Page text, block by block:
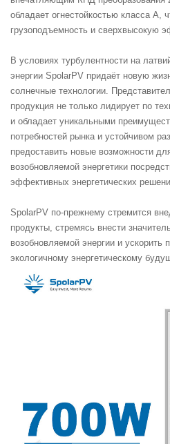
обладает огнестойкостью класса А,
грузоподъемность и сверхвысокую
В условиях турбулентности на
энергии SpolarPV придаёт новую
солнечные технологии.
продукция не только лидирует по
и обладает уникальными
потребностей рынка и устойчивом
предоставить новые возможности
возобновляемой энергетики
эффективных энергетических
SpolarPV по-прежнему стремится
продукты, стремясь внести
возобновляемой энергии и ускорить
экологичному энергетическому